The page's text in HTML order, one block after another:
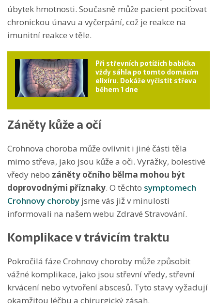
úbytek hmotnosti. Současně může pacient pociťovat
chronickou únavu a vyčerpání, což je reakce na
imunitní reakce v těle.
Při střevních potížích babička
vždy sáhla po tomto domácím
elixíru. Dokáže vyčistit střeva
během 1 dne
Záněty kůže a očí
Crohnova choroba může ovlivnit i jiné části těla
mimo střeva, jako jsou kůže a oči. Vyrážky, bolestivé
vředy nebo záněty očního bělma mohou být
doprovodnými příznaky. O těchto symptomech
Crohnovy choroby jsme vás již v minulosti
informovali na našem webu Zdravé Stravování.
Komplikace v trávicím traktu
Pokročilá fáze Crohnovy choroby může způsobit
vážné komplikace, jako jsou střevní vředy, střevní
krvácení nebo vytvoření abscesů. Tyto stavy vyžadují
okamžitou léčbu a chirurgický zásah.